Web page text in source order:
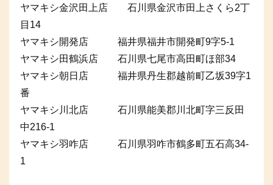
ヤマキシ金沢田上店 石川県金沢市田上さくら2丁
目14
ヤマキシ開発店 福井県福井市開発町9字5-1
ヤマキシ田鶴浜店 石川県七尾市高田町ほ部34
ヤマキシ朝日店 福井県丹生郡越前町乙坂39字1
番
ヤマキシ川北店 石川県能美郡川北町字三反田
中216-1
ヤマキシ羽咋店 石川県羽咋市鶴多町五石高34-
1